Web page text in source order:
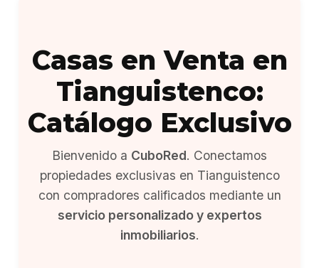
Casas en Venta en
Tianguistenco:
Catálogo Exclusivo
Bienvenido a CuboRed. Conectamos
propiedades exclusivas en Tianguistenco
con compradores calificados mediante un
servicio personalizado y expertos
inmobiliarios.